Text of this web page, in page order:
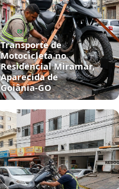
Transporte de
Motocicleta no
Residencial Miramar,
Aparecida de
Goiânia‑GO